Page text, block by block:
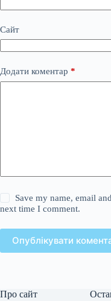
Сайт
Додати коментар *
Save my name, email
next time I comment.
Опублікувати
Про сайт